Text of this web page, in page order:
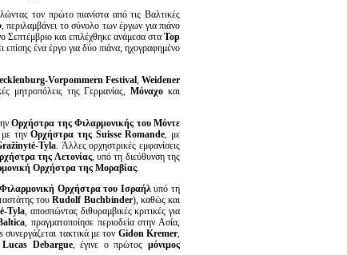
τον πρώτο πιανίστα από τις Βαλτικές
, περιλαμβάνει το σύνολο των έργων για πιάνο
Σεπτέμβριο και επιλέχθηκε ανάμεσα σταTop
επίσης ένα έργο για δύο πιάνα, ηχογραφημένο
-Vorpommern Festival,Weidener
μητροπόλεις της Γερμανίας,Μόναχο και
Ορχήστρα της Φιλαρμονικής του Μόντε
με τηνΟρχήστρα της Suisse Romande , με
žinytė-Tyla . Άλλες ορχηστρικές εμφανίσεις
της Λετονίας, υπό τη διεύθυνση της
Ορχήστρα της Μοραβίας
Φιλαρμονική Ορχήστρα του Ισραήλυπό τη
τουRudolf Buchbinder), καθώς και
ė-Tyla , αποσπώντας διθυραμβικές κριτικές για
, πραγματοποίησε περιοδεία στην Ασία,
τακτικά με τον Gidon Kremer
Lucas Debargue, έγινε ο πρώτοςμόνιμος